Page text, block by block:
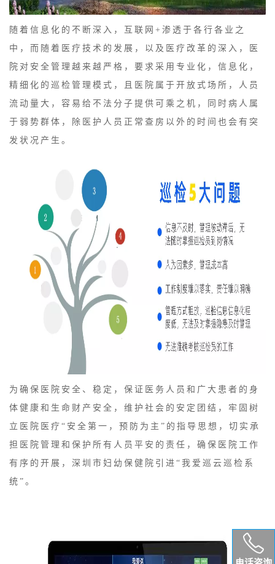
随着信息化的不断深入，互联网+渗透于各行各业之
中，而随着医疗技术的发展，以及医疗改革的深入，医
院对安全管理越来越严格，要求采用专业化，信息化，
精细化的巡检管理模式，且医院属于开放式场所，人员
流动量大，容易给不法分子提供可乘之机，同时病人属
于弱势群体，除医护人员正常查房以外的时间也会有突
发状况产生。
为确保医院安全、稳定，保证医务人员和广大患者的身
体健康和生命财产安全，维护社会的安定团结，牢固树
立医院医疗“安全第一，预防为主”的指导思想，切实承
担医院管理和保护所有人员平安的责任，确保医院工作
有序的开展，深圳市妇幼保健院引进“我爱巡云巡检系
统”。